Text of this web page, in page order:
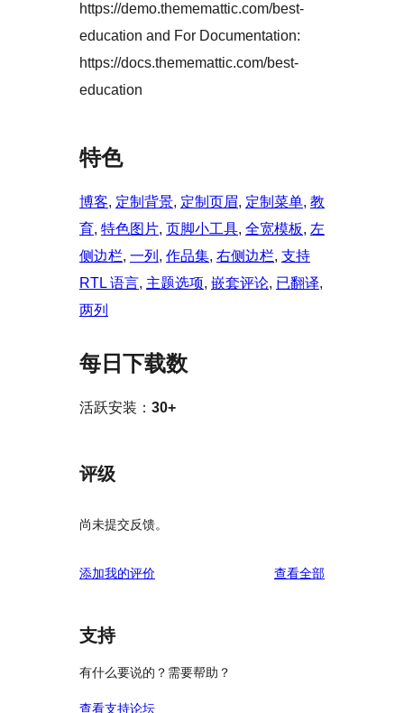
https://demo.thememattic.com/best-
education and For Documentation:
https://docs.thememattic.com/best-
education
特色
博客, 定制背景, 定制页眉, 定制菜单, 教
育, 特色图片, 页脚小工具, 全宽模板, 左
侧边栏, 一列 , 作品集, 右侧边栏, 支持
RTL 语言, 主题选项, 嵌套评论, 已翻译
两列
每日下载数
活跃安装： 30+
评级
尚未提交反馈。
添加我的评价 查看全部评
支持
有什么要说的？需要帮助？
查看支持论坛